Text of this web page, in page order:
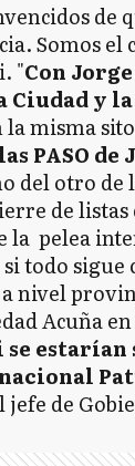
de
Somos el
"Con
Ciudad y
misma
PASO de
del otro de
de
la pelea
todo sigue
nivel
Acuña
estarían
de